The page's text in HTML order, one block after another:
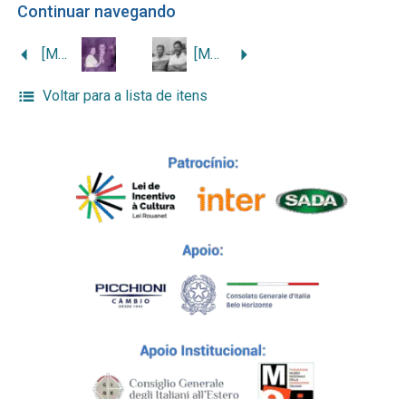
Continuar navegando
[Mario Lombardi dançando com a esposa] [Mario Lombardi e o filho Ênio Lombardi]
Voltar para a lista de itens